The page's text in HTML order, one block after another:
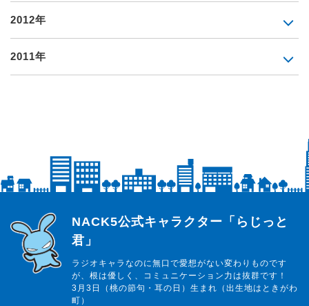
2012年
2011年
らじっと君
NACK5公式キャラクター「らじっと
君」
ラジオキャラなのに無口で愛想がない変わりものです
が、根は優しく、コミュニケーション力は抜群です！
3月3日（桃の節句・耳の日）生まれ（出生地はときがわ
町）